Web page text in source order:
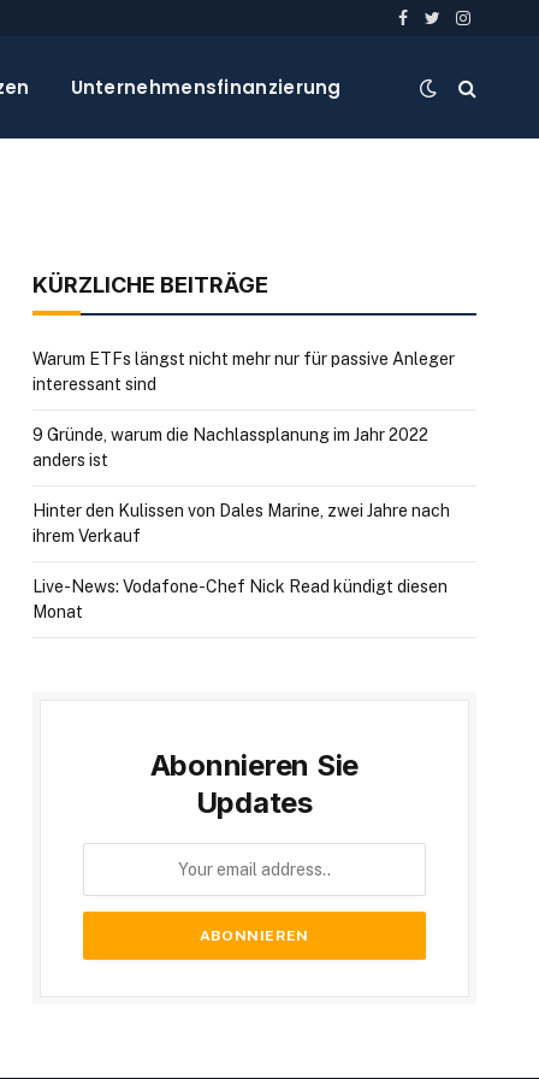
Facebook
Twitter
Unternehmensfinanzierung
KÜRZLICHE BEITRÄGE
Warum ETFs längst nicht mehr nur für passive Anleger
interessant sind
9 Gründe, warum die Nachlassplanung im Jahr 2022
anders ist
Hinter den Kulissen von Dales Marine, zwei Jahre nach
ihrem Verkauf
Live-News: Vodafone-Chef Nick Read kündigt diesen
Monat
Abonnieren Sie
Updates